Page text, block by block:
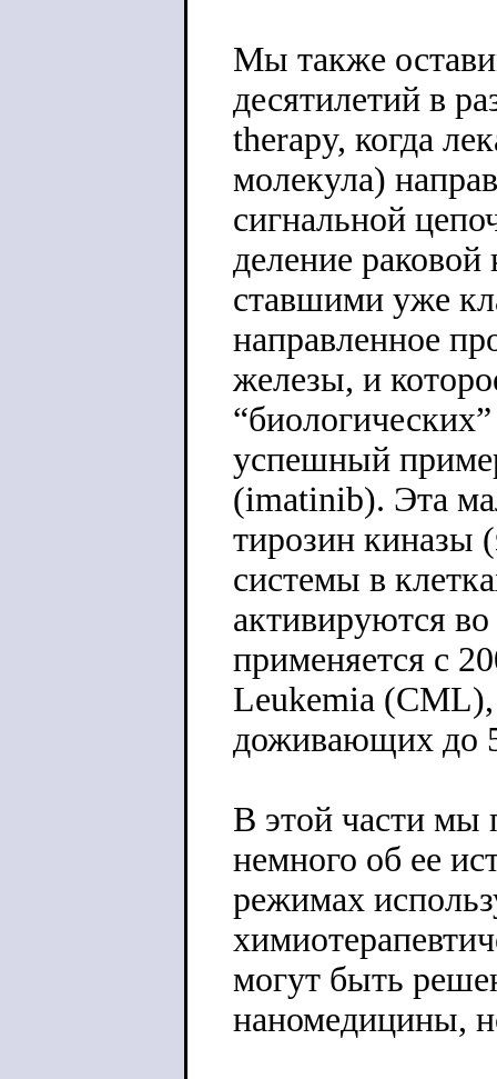
Мы также
десятилетий в
therapy, когда
молекула)
сигнальной
деление
ставшими уже
направленное
железы, и
успешный
(imatinib). Эта
тирозин киназы
системы в
активируются
применяется с
Leukemia (CML),
доживающих до
В этой части
немного об ее
режимах
могут быть
наномедицины,